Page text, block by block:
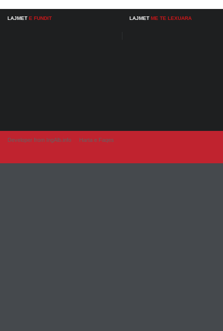
LAJMET E FUNDIT LAJMET ME TE LEXUARA
Developer from IngAlb.info Harta e Faqes